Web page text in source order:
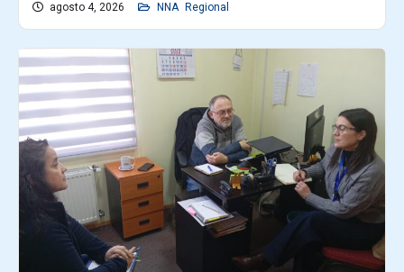
agosto 4, 2026 NNA Regional